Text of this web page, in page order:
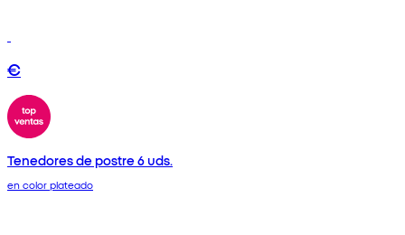
€
Tenedores de postre 6 uds.
en color plateado